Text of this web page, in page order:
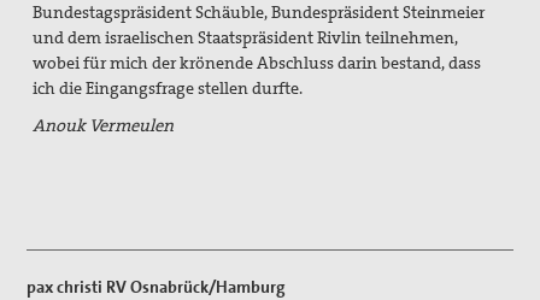
Bundestagspräsident Schäuble, Bundespräsident Steinmeier
und dem israelischen Staatspräsident Rivlin teilnehmen,
wobei für mich der krönende Abschluss darin bestand, dass
ich die Eingangsfrage stellen durfte.
Anouk Vermeulen
pax christi RV Osnabrück/Hamburg